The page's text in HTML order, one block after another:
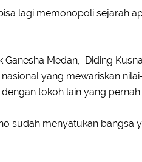
lagi memonopoli sejarah
Medan, Diding
yang mewariskan
tokoh lain yang pernah
sudah menyatukan bangsa